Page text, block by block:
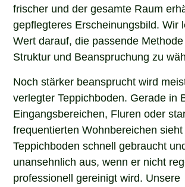
frischer und der gesamte Raum
gepflegteres Erscheinungsbild. Wir
Wert darauf, die passende Methode
Struktur und Beanspruchung zu
Noch stärker beansprucht wird
verlegter Teppichboden. Gerade in
Eingangsbereichen, Fluren oder
frequentierten Wohnbereichen sieht
Teppichboden schnell gebraucht
unansehnlich aus, wenn er nicht
professionell gereinigt wird. Unsere